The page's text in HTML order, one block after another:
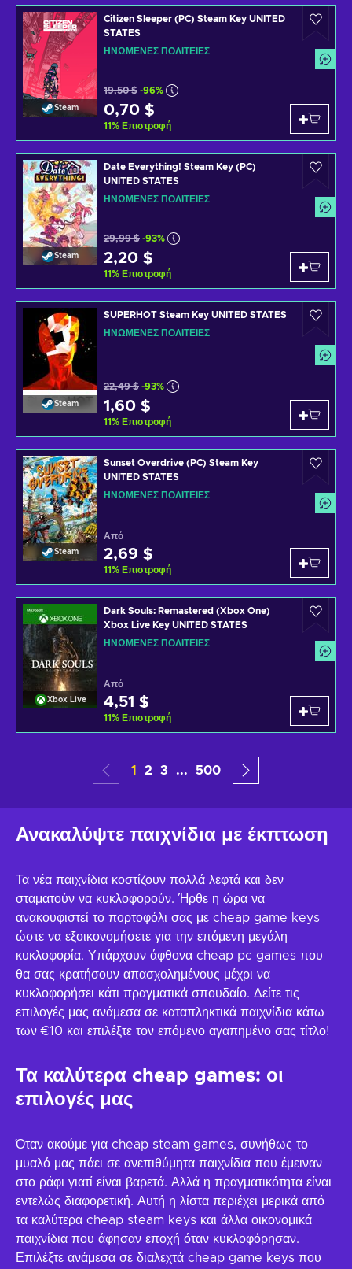
Steam
Citizen Sleeper (PC) Steam Key UNITED
STATES
ΗΝΩΜΈΝΕΣ ΠΟΛΙΤΕΊΕΣ
19,50 $ -96%
0,70 $
11% Επιστροφή
Steam
Date Everything! Steam Key (PC)
UNITED STATES
ΗΝΩΜΈΝΕΣ ΠΟΛΙΤΕΊΕΣ
29,99 $ -93%
2,20 $
11% Επιστροφή
Steam
SUPERHOT Steam Key UNITED STATES
ΗΝΩΜΈΝΕΣ ΠΟΛΙΤΕΊΕΣ
22,49 $ -93%
1,60 $
11% Επιστροφή
Steam
Sunset Overdrive (PC) Steam Key
UNITED STATES
ΗΝΩΜΈΝΕΣ ΠΟΛΙΤΕΊΕΣ
Από
2,69 $
11% Επιστροφή
Xbox Live
Dark Souls: Remastered (Xbox One)
Xbox Live Key UNITED STATES
ΗΝΩΜΈΝΕΣ ΠΟΛΙΤΕΊΕΣ
Από
4,51 $
11% Επιστροφή
1 2 3 ... 500
Ανακαλύψτε παιχνίδια με έκπτωση
Τα νέα παιχνίδια κοστίζουν πολλά λεφτά και δεν
σταματούν να κυκλοφορούν. Ήρθε η ώρα να
ανακουφιστεί το πορτοφόλι σας με cheap game keys
ώστε να εξοικονομήσετε για την επόμενη μεγάλη
κυκλοφορία. Υπάρχουν άφθονα cheap pc games που
θα σας κρατήσουν απασχολημένους μέχρι να
κυκλοφορήσει κάτι πραγματικά σπουδαίο. Δείτε τις
επιλογές μας ανάμεσα σε καταπληκτικά παιχνίδια κάτω
των €10 και επιλέξτε τον επόμενο αγαπημένο σας τίτλο!
Τα καλύτερα cheap games: οι
επιλογές μας
Όταν ακούμε για cheap steam games, συνήθως το
μυαλό μας πάει σε ανεπιθύμητα παιχνίδια που έμειναν
στο ράφι γιατί είναι βαρετά. Αλλά η πραγματικότητα είναι
εντελώς διαφορετική. Αυτή η λίστα περιέχει μερικά από
τα καλύτερα cheap steam keys και άλλα οικονομικά
παιχνίδια που άφησαν εποχή όταν κυκλοφόρησαν.
Επιλέξτε ανάμεσα σε διαλεχτά cheap game keys που